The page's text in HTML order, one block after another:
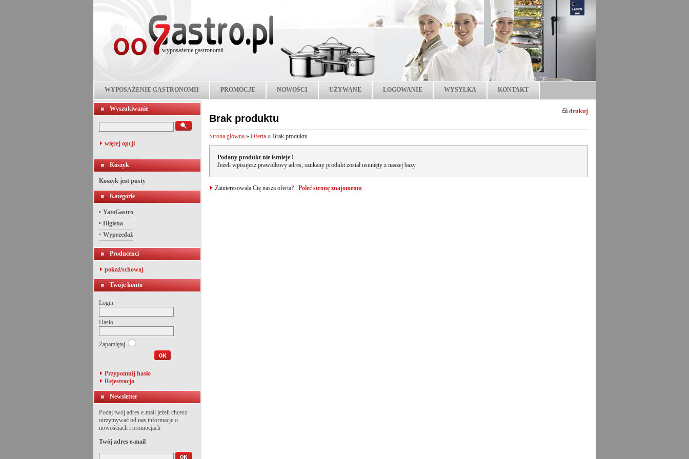
wyposażenie gastronomii
WYPOSAŻENIE GASTRONOMII PROMOCJE NOWOŚCI UŻYWANE LOGOWANIE WYSYŁKA KONTAKT
Wyszukiwanie
więcej opcji
Koszyk
Koszyk jest pusty
Kategorie
YatoGastro
Higiena
Wyprzedaż
Producenci
pokaż/schowaj
Twoje konto
Login
Hasło
Zapamiętaj
Przypomnij hasło
Rejestracja
Newsletter
Podaj twój adres e-mail jeżeli chcesz
otrzymywać od nas informacje o
nowościach i promocjach
Twój adres e-mail
drukuj
Brak produktu
Strona główna » Oferta » Brak produktu
Podany produkt nie istnieje !
Jeżeli wpisujesz prawidłowy adres, szukany produkt został usunięty z naszej bazy
Zainteresowała Cię nasza oferta? Poleć stronę znajomemu